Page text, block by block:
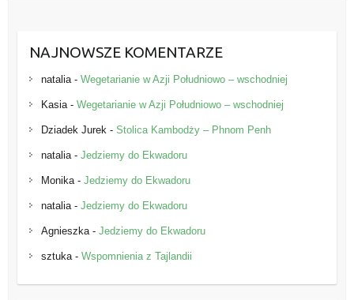
NAJNOWSZE KOMENTARZE
natalia- Wegetarianie w Azji Południowo – wschodniej
Kasia- Wegetarianie w Azji Południowo – wschodniej
Dziadek Jurek - Stolica Kambodży – Phnom Penh
natalia- Jedziemy do Ekwadoru
Monika- Jedziemy do Ekwadoru
natalia- Jedziemy do Ekwadoru
Agnieszka- Jedziemy do Ekwadoru
sztuka- Wspomnienia z Tajlandii